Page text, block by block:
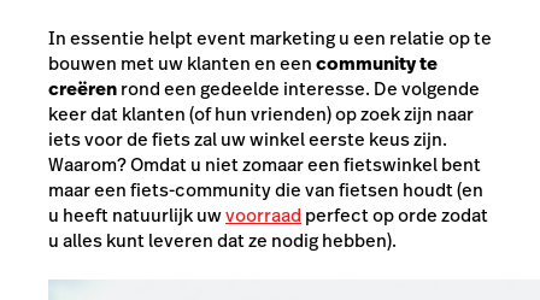
In essentie helpt event marketing u een relatie op te
bouwen met uw klanten en eencommunity te
creërenrond een gedeelde interesse. De volgende
keer dat klanten (of hun vrienden) op zoek zijn naar
iets voor de fiets zal uw winkel eerste keus zijn.
Waarom? Omdat u niet zomaar een fietswinkel bent
maar een fiets-community die van fietsen houdt (en
u heeft natuurlijk uwvoorraad perfect op orde zodat
u alles kunt leveren dat ze nodig hebben).